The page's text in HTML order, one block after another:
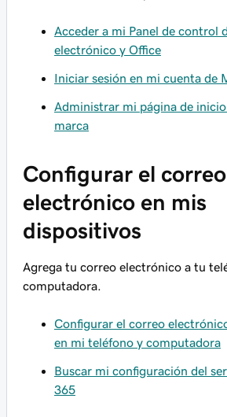
Acceder a mi Panel de control
electrónico y Office
Iniciar sesión en mi cuenta de
Administrar mi página de inicio
marca
Configurar el correo
electrónico en mis
dispositivos
Agrega tu correo electrónico a tu
computadora.
Configurar el correo
en mi teléfono y computadora
Buscar mi configuración del
365